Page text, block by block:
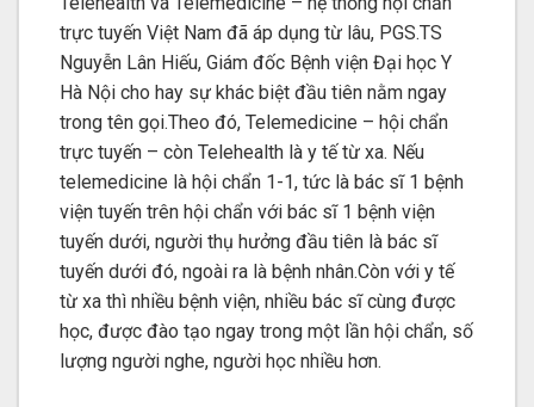
trực tuyến Việt Nam đã áp dụng từ lâu, PGS.TS
Nguyễn Lân Hiếu, Giám đốc Bệnh viện Đại học Y
Hà Nội cho hay sự khác biệt đầu tiên nằm ngay
trong tên gọi.Theo đó, Telemedicine – hội chẩn
trực tuyến – còn Telehealth là y tế từ xa. Nếu
telemedicine là hội chẩn 1-1, tức là bác sĩ 1 bệnh
viện tuyến trên hội chẩn với bác sĩ 1 bệnh viện
tuyến dưới, người thụ hưởng đầu tiên là bác sĩ
tuyến dưới đó, ngoài ra là bệnh nhân.Còn với y tế
từ xa thì nhiều bệnh viện, nhiều bác sĩ cùng được
học, được đào tạo ngay trong một lần hội chẩn, số
lượng người nghe, người học nhiều hơn.